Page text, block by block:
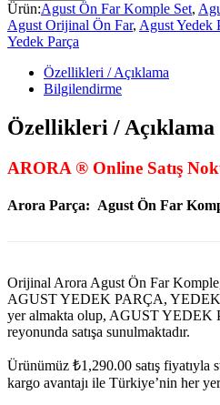
Ürün:Agust Ön Far Komple Set,
Agust Orijinal Ön Far, Agust Yedek
Yedek Parça
Özellikleri / Açıklama
Bilgilendirme
Özellikleri / Açıklama
ARORA ® Online Satış
Arora Parça: Agust Ön Far
Orijinal Arora Agust Ön Far
AGUST YEDEK PARÇA, YEDEK
yer almakta olup, AGUST
reyonunda satışa sunulmaktadır.
Ürünümüz ₺1,290.00 satış fiyatıyla
kargo avantajı ile Türkiye’nin her